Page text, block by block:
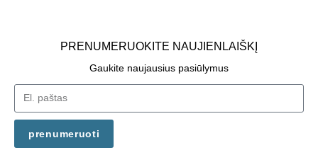
PRENUMERUOKITE NAUJIENLAIŠKĮ
Gaukite naujausius pasiūlymus
prenumeruoti